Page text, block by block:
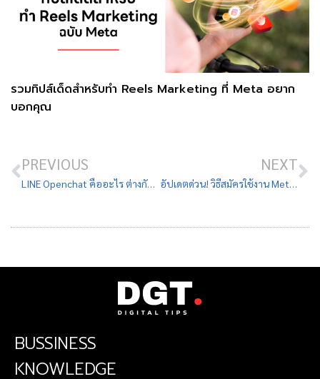
รวมทิปส์เด็ดสำหรับทำ Reels Marketing ที่ Meta อยาก
บอกคุณ
PREVIOUS
LINE Openchat คืออะไร ต่างกับ LINE กลุ่มไหม มีประโยชน์อย่างไร
NEXT
อัปเดตด่วน! วิธีสมัครใช้งาน Meta Verified ได้เครื่องหมายติ๊กถูกสีฟ้า
BUSSINESS
KNOWLEDGE